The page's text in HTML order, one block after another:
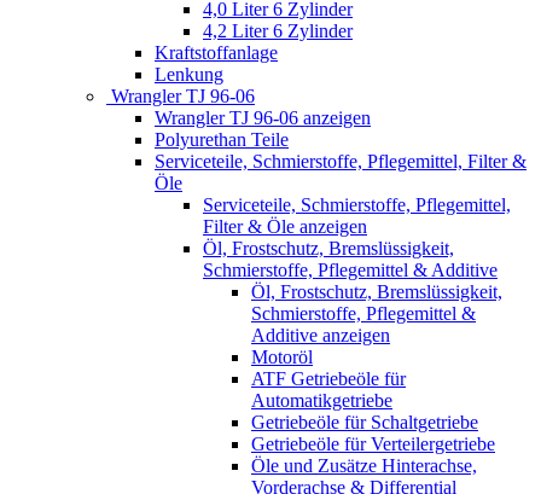
4,0 Liter 6 Zylinder
4,2 Liter 6 Zylinder
Kraftstoffanlage
Lenkung
Wrangler TJ 96-06
Wrangler TJ 96-06 anzeigen
Polyurethan Teile
Serviceteile, Schmierstoffe, Pflegemittel, Filter &
Öle
Serviceteile, Schmierstoffe, Pflegemittel,
Filter & Öle anzeigen
Öl, Frostschutz, Bremslüssigkeit,
Schmierstoffe, Pflegemittel & Additive
Öl, Frostschutz, Bremslüssigkeit,
Schmierstoffe, Pflegemittel &
Additive anzeigen
Motoröl
ATF Getriebeöle für
Automatikgetriebe
Getriebeöle für Schaltgetriebe
Getriebeöle für Verteilergetriebe
Öle und Zusätze Hinterachse,
Vorderachse & Differential